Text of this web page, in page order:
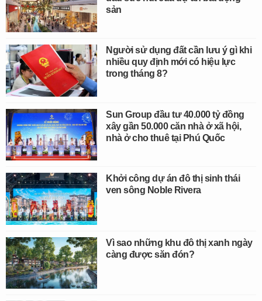
sản
Người sử dụng đất cần lưu ý gì khi
nhiều quy định mới có hiệu lực
trong tháng 8?
Sun Group đầu tư 40.000 tỷ đồng
xây gần 50.000 căn nhà ở xã hội,
nhà ở cho thuê tại Phú Quốc
Khởi công dự án đô thị sinh thái
ven sông Noble Rivera
Vì sao những khu đô thị xanh ngày
càng được săn đón?